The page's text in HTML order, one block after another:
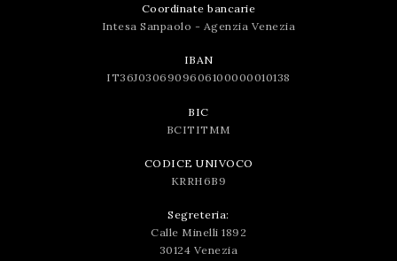
Coordinate bancarie
Intesa Sanpaolo - Agenzia Venezia
IBAN
IT36J0306909606100000010138
BIC
BCITITMM
CODICE UNIVOCO
KRRH6B9
Segreteria:
Calle Minelli 1892
30124 Venezia